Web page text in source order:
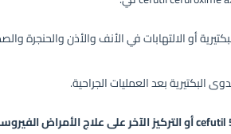
أو الالتهابات في الأنف والأذن والحنجرة
البكتيرية بعد العمليات الجراحية.